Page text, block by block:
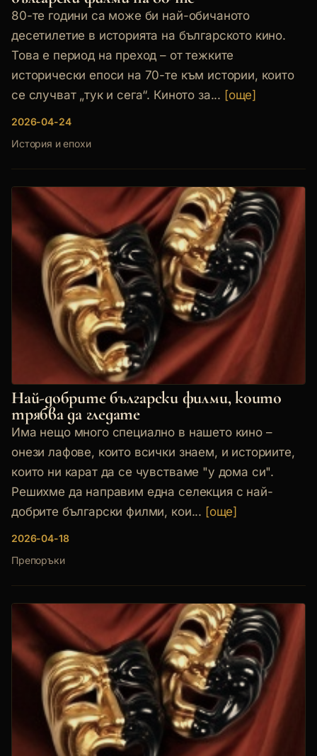
80-те години са може би най-обичаното
десетилетие в историята на българското кино.
Това е период на преход – от тежките
исторически епоси на 70-те към истории, които
се случват „тук и сега“. Киното за... [още]
2026-04-24
История и епохи
Най-добрите български филми, които
трябва да гледате
Има нещо много специално в нашето кино –
онези лафове, които всички знаем, и историите,
които ни карат да се чувстваме "у дома си".
Решихме да направим една селекция с най-
добрите български филми, кои... [още]
2026-04-18
Препоръки